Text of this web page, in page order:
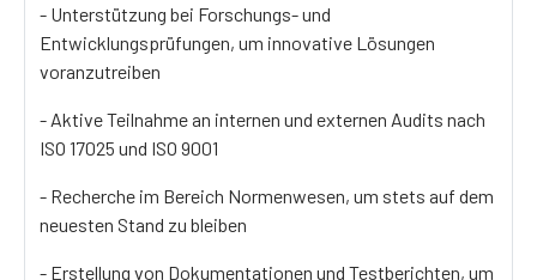
- Unterstützung bei Forschungs- und
Entwicklungsprüfungen, um innovative Lösungen
voranzutreiben
- Aktive Teilnahme an internen und externen Audits nach
ISO 17025 und ISO 9001
- Recherche im Bereich Normenwesen, um stets auf dem
neuesten Stand zu bleiben
- Erstellung von Dokumentationen und Testberichten, um